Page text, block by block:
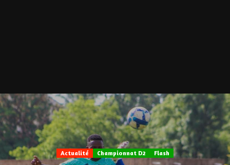
Actualité Championnat D2 Flash